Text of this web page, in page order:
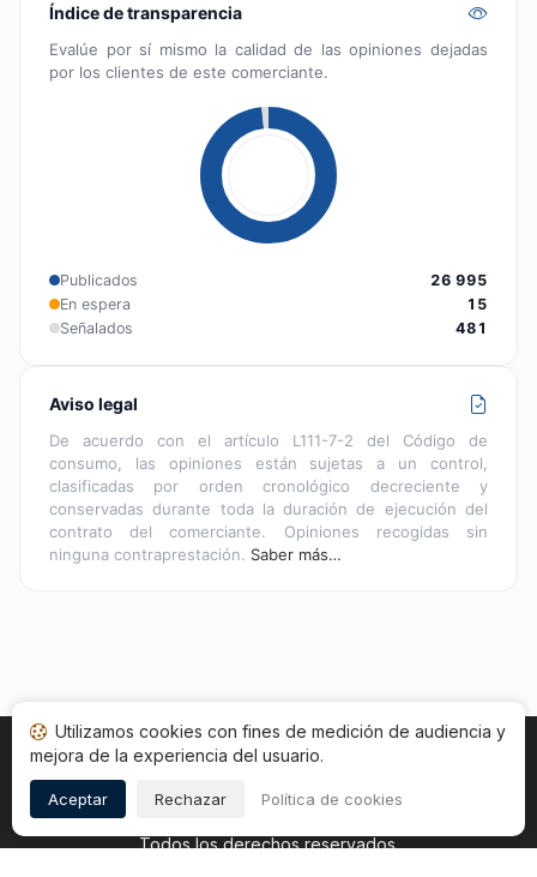
Índice de transparencia
Evalúe por sí mismo la calidad de las opiniones dejadas
por los clientes de este comerciante.
Publicados
26 995
En espera
15
Señalados
481
Aviso legal
De acuerdo con el artículo L111-7-2 del Código de
consumo, las opiniones están sujetas a un control,
clasificadas por orden cronológico decreciente y
conservadas durante toda la duración de ejecución del
contrato del comerciante. Opiniones recogidas sin
ninguna contraprestación. Saber más…
Inicio Estado opiniones Categorías
Copyright © 2026
Todos los derechos reservados.
Utilizamos cookies con fines de medición de audiencia y
mejora de la experiencia del usuario.
Aceptar Rechazar Política de cookies